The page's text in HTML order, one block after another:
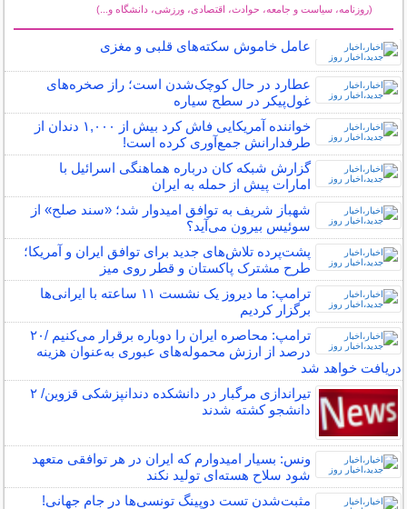
(روزنامه، سیاست و جامعه، حوادث، اقتصادی، ورزشی، دانشگاه و...)
عامل خاموش سکته‌های قلبی و مغزی
عطارد در حال کوچک‌شدن است؛ راز صخره‌های
غول‌پیکر در سطح سیاره
خواننده آمریکایی فاش کرد بیش از ۱,۰۰۰ دندان از
طرفدارانش جمع‌آوری کرده است!
گزارش شبکه کان درباره هماهنگی اسرائیل با
امارات پیش از حمله به ایران
شهباز شریف به توافق امیدوار شد؛ «سند صلح» از
سوئیس بیرون می‌آید؟
پشت‌پرده تلاش‌های جدید برای توافق ایران و آمریکا؛
طرح مشترک پاکستان و قطر روی میز
ترامپ: ما دیروز یک نشست ۱۱ ساعته با ایرانی‌ها
برگزار کردیم
ترامپ: محاصره ایران را دوباره برقرار می‌کنیم /۲۰
درصد از ارزش محموله‌های عبوری به‌عنوان هزینه
دریافت خواهد شد
تیراندازی مرگبار در دانشکده دندانپزشکی قزوین/ ۲
دانشجو کشته شدند
ونس: بسیار امیدوارم که ایران در هر توافقی متعهد
شود سلاح هسته‌ای تولید نکند
مثبت‌شدن تست دوپینگ تونسی‌ها در جام جهانی!